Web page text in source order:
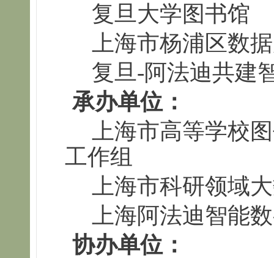
复旦大学图书馆
上海市杨浦区数
复旦-阿法迪共建
承办单位：
上海市高等学校
工作组
上海市科研领域
上海阿法迪智能
协办单位：